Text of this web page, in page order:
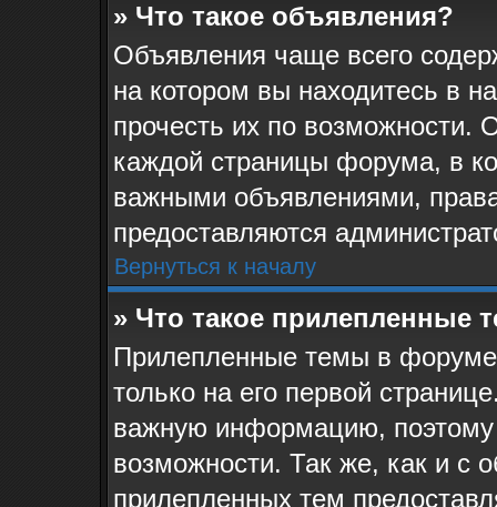
» Что такое объявления?
Объявления чаще всего
на котором вы находитесь в
прочесть их по возможности.
каждой страницы форума, в
важными объявлениями,
предоставляются
Вернуться к началу
» Что такое прилепленные
Прилепленные темы в форуме
только на его первой
важную информацию,
возможности. Так же, как и с
прилепленных тем